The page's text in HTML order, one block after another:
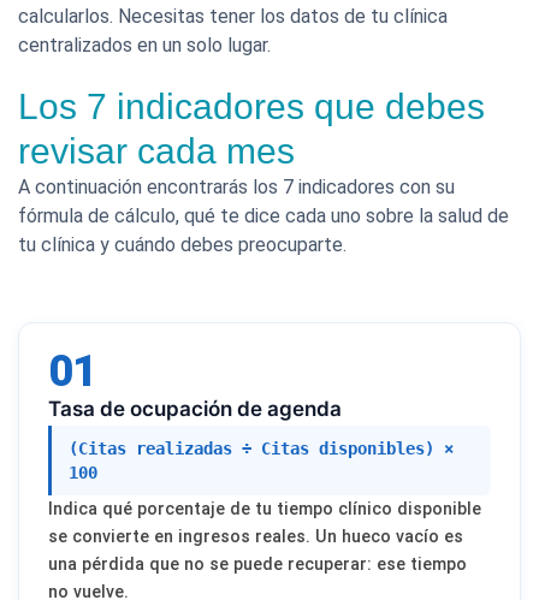
calcularlos. Necesitas tener los datos de tu clínica
centralizados en un solo lugar.
Los 7 indicadores que debes
revisar cada mes
A continuación encontrarás los 7 indicadores con su
fórmula de cálculo, qué te dice cada uno sobre la salud de
tu clínica y cuándo debes preocuparte.
01
Tasa de ocupación de agenda
(Citas realizadas ÷ Citas disponibles) ×
100
Indica qué porcentaje de tu tiempo clínico disponible
se convierte en ingresos reales. Un hueco vacío es
una pérdida que no se puede recuperar: ese tiempo
no vuelve.